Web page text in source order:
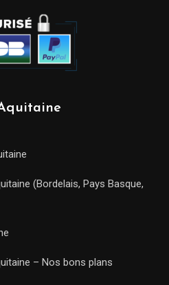
(Bordelais, Pays Basque,
– Nos bons plans